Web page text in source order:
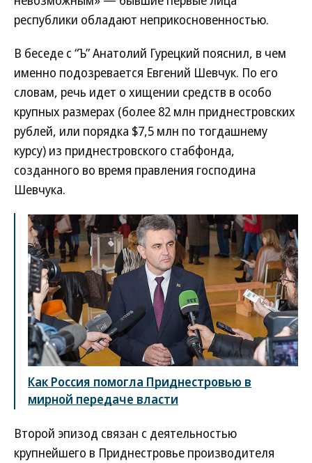
республики обладают неприкосновенностью.
В беседе с “Ъ” Анатолий Гурецкий пояснил, в чем
именно подозревается Евгений Шевчук. По его
словам, речь идет о хищении средств в особо
крупных размерах (более 82 млн приднестровских
рублей, или порядка $7,5 млн по тогдашнему
курсу) из приднестровского стабфонда,
созданного во время правления господина
Шевчука.
Как Россия помогла Приднестровью в
мирной передаче власти
Второй эпизод связан с деятельностью
крупнейшего в Приднестровье производителя